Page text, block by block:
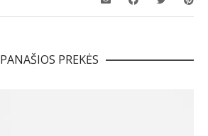
PANAŠIOS PREKĖS